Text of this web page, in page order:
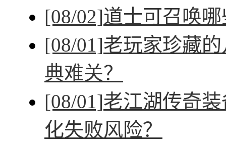
[08/02]道士可召唤
[08/01]老玩家珍藏
典难关？
[08/01]老江湖传奇
化失败风险？